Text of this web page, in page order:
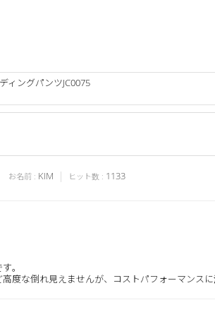
ィングパンツJC0075
お名前 : KIM ヒット数 : 1133
。
度な倒れ見えませんが、コストパフォーマンスに